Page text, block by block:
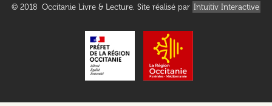
© 2018 Occitanie Livre & Lecture. Site réalisé par Intuitiv Interactive